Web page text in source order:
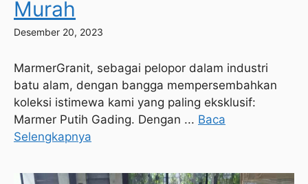
Murah
Desember 20, 2023
MarmerGranit, sebagai pelopor dalam industri
batu alam, dengan bangga mempersembahkan
koleksi istimewa kami yang paling eksklusif:
Marmer Putih Gading. Dengan ... Baca
Selengkapnya